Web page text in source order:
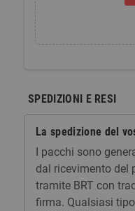
SPEDIZIONI E RESI
La spedizione del
I pacchi sono
dal ricevimento del
tramite BRT con
firma. Qualsiasi